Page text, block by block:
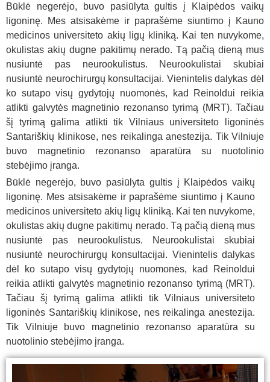
Būklė negerėjo, buvo pasiūlyta gultis į Klaipėdos vaikų
ligoninę. Mes atsisakėme ir paprašėme siuntimo į Kauno
medicinos universiteto akių ligų kliniką. Kai ten nuvykome,
okulistas akių dugne pakitimų nerado. Tą pačią dieną mus
nusiuntė pas neurookulistus. Neurookulistai skubiai
nusiuntė neurochirurgų konsultacijai. Vienintelis dalykas dėl
ko sutapo visų gydytojų nuomonės, kad Reinoldui reikia
atlikti galvytės magnetinio rezonanso tyrimą (MRT). Tačiau
šį tyrimą galima atlikti tik Vilniaus universiteto ligoninės
Santariškių klinikose, nes reikalinga anestezija. Tik Vilniuje
buvo magnetinio rezonanso aparatūra su nuotolinio
stebėjimo įranga.
Būklė negerėjo, buvo pasiūlyta gultis į Klaipėdos vaikų
ligoninę. Mes atsisakėme ir paprašėme siuntimo į Kauno
medicinos universiteto akių ligų kliniką. Kai ten nuvykome,
okulistas akių dugne pakitimų nerado. Tą pačią dieną mus
nusiuntė pas neurookulistus. Neurookulistai skubiai
nusiuntė neurochirurgų konsultacijai. Vienintelis dalykas
dėl ko sutapo visų gydytojų nuomonės, kad Reinoldui
reikia atlikti galvytės magnetinio rezonanso tyrimą (MRT).
Tačiau šį tyrimą galima atlikti tik Vilniaus universiteto
ligoninės Santariškių klinikose, nes reikalinga anestezija.
Tik Vilniuje buvo magnetinio rezonanso aparatūra su
nuotolinio stebėjimo įranga.